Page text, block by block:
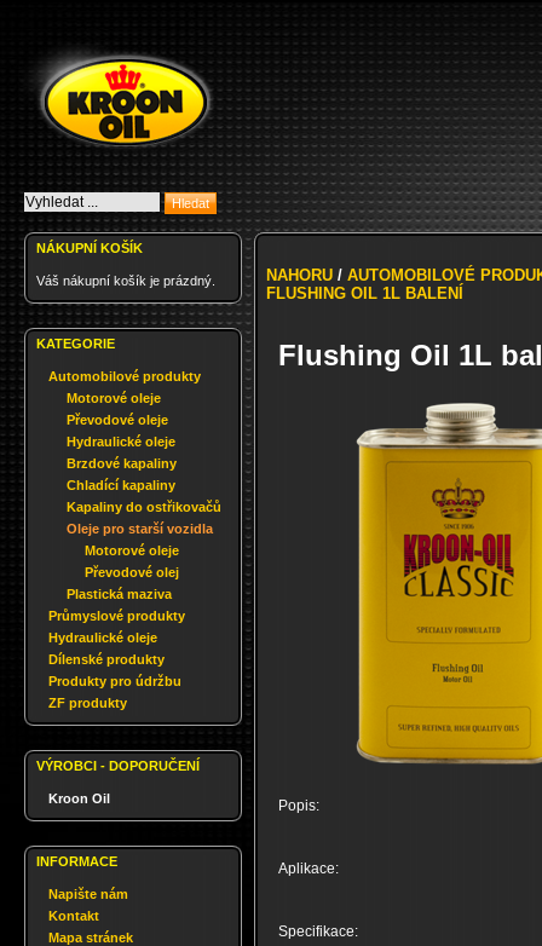
NÁKUPNÍ KOŠÍK
Váš nákupní košík je prázdný.
KATEGORIE
Automobilové produkty
Motorové oleje
Převodové oleje
Hydraulické oleje
Brzdové kapaliny
Chladící kapaliny
Kapaliny do ostřikovačů
Oleje pro starší vozidla
Motorové oleje
Převodové olej
Plastická maziva
Průmyslové produkty
Hydraulické oleje
Dílenské produkty
Produkty pro údržbu
ZF produkty
VÝROBCI - DOPORUČENÍ
Kroon Oil
INFORMACE
Napište nám
Kontakt
Mapa stránek
NAHORU / AUTOMOBILOVÉ
FLUSHING OIL 1L BALENÍ
Flushing Oil 1L
Popis:
Aplikace:
Specifikace: